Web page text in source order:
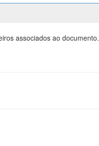
associados ao documento.